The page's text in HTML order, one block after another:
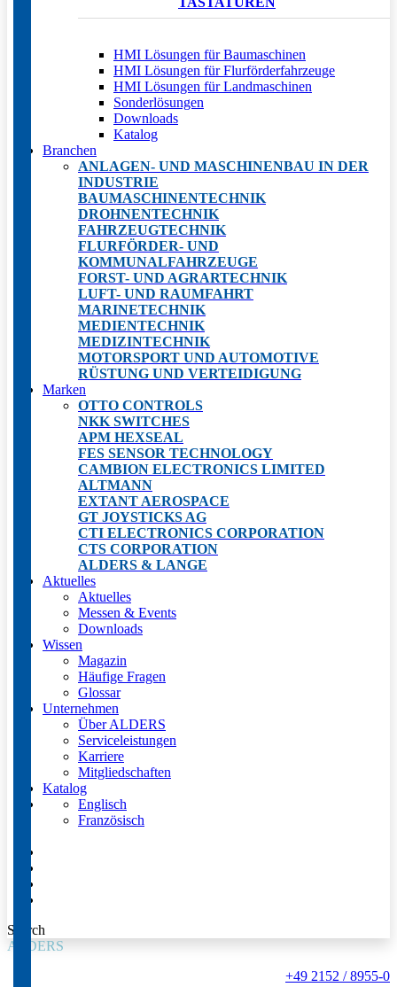
HMI Lösungen für Baumaschinen
HMI Lösungen für Flurförderfahrzeuge
HMI Lösungen für Landmaschinen
Sonderlösungen
Downloads
Katalog
Branchen
ANLAGEN- UND MASCHINENBAU IN DER
INDUSTRIE
BAUMASCHINENTECHNIK
DROHNENTECHNIK
FAHRZEUGTECHNIK
FLURFÖRDER- UND
KOMMUNALFAHRZEUGE
FORST- UND AGRARTECHNIK
LUFT- UND RAUMFAHRT
MARINETECHNIK
MEDIENTECHNIK
MEDIZINTECHNIK
MOTORSPORT UND AUTOMOTIVE
RÜSTUNG UND VERTEIDIGUNG
Marken
OTTO CONTROLS
NKK SWITCHES
APM HEXSEAL
FES SENSOR TECHNOLOGY
CAMBION ELECTRONICS LIMITED
ALTMANN
EXTANT AEROSPACE
GT JOYSTICKS AG
CTI ELECTRONICS CORPORATION
CTS CORPORATION
ALDERS & LANGE
Aktuelles
Aktuelles
Messen & Events
Downloads
Wissen
Magazin
Häufige Fragen
Glossar
Unternehmen
Über ALDERS
Serviceleistungen
Karriere
Mitgliedschaften
Katalog
Englisch
Französisch
Search
ALDERS
+49 2152 / 8955-0